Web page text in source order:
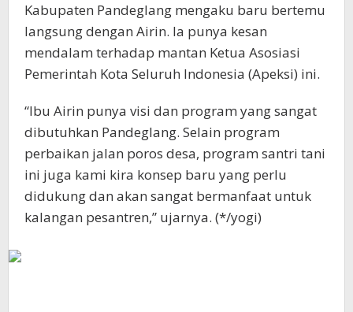
Kabupaten Pandeglang mengaku baru bertemu
langsung dengan Airin. Ia punya kesan
mendalam terhadap mantan Ketua Asosiasi
Pemerintah Kota Seluruh Indonesia (Apeksi) ini.
“Ibu Airin punya visi dan program yang sangat
dibutuhkan Pandeglang. Selain program
perbaikan jalan poros desa, program santri tani
ini juga kami kira konsep baru yang perlu
didukung dan akan sangat bermanfaat untuk
kalangan pesantren,” ujarnya. (*/yogi)